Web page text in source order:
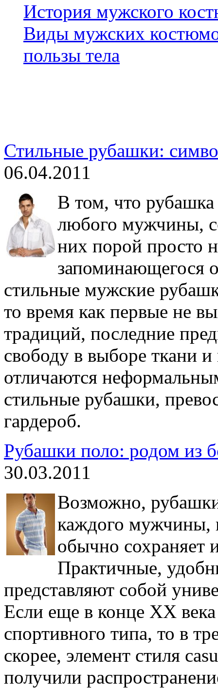
История мужского
Виды мужских
пользы тела
Стильные рубашки:
06.04.2011
В том, что
любого мужчины,
них порой просто
запоминающегося
стильные мужские
то время как первые не
традиций, последние
свободу в выборе ткани
отличаются
стильные рубашки,
гардероб.
Рубашки поло: родом из
30.03.2011
Возможно,
каждого мужчины,
обычно сохраняет
Практичные,
представляют собой
Если еще в конце ХХ
спортивного типа, то в
скорее, элемент стиля
получили